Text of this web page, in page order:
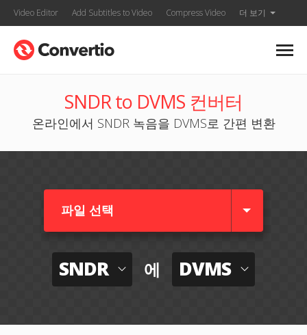
Video Editor Add Subtitles to Video Compress Video 더 보기
SNDR to DVMS 컨버터
온라인에서 SNDR 녹음을 DVMS로 간편 변환
파일 선택
SNDR 에 DVMS